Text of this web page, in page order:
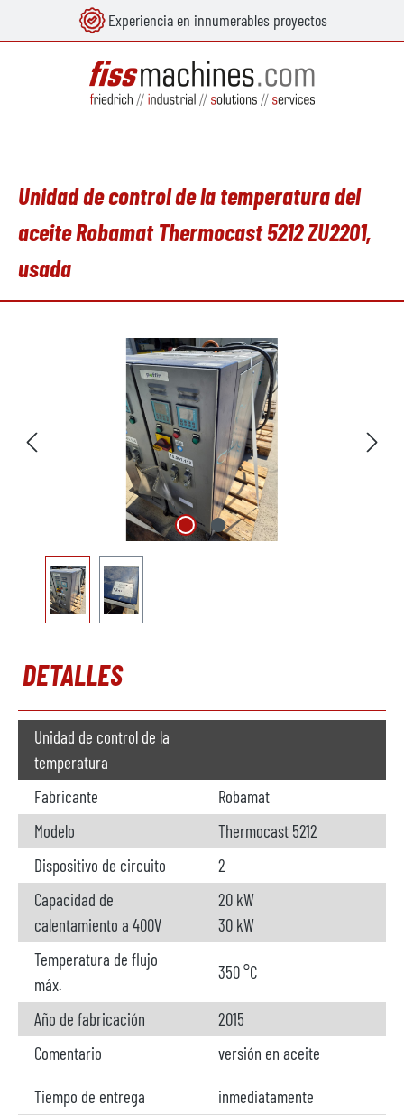
principal Experiencia en innumerables proyectos
Unidad de control de la temperatura del
aceite Robamat Thermocast 5212 ZU2201,
usada
Omitir galería de imágenes
DETALLES
Unidad de control de la
temperatura
Fabricante
Robamat
Modelo
Thermocast 5212
Dispositivo de circuito
2
Capacidad de
calentamiento a 400V
20 kW
30 kW
Temperatura de flujo
máx.
350 °C
Año de fabricación
2015
Comentario
versión en aceite
Tiempo de entrega
inmediatamente